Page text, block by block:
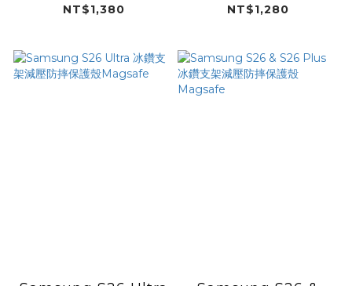
Magsafe / Fubon
將)
NT$1,380
Magsafe / 洋基女孩
球隊)
NT$1,280